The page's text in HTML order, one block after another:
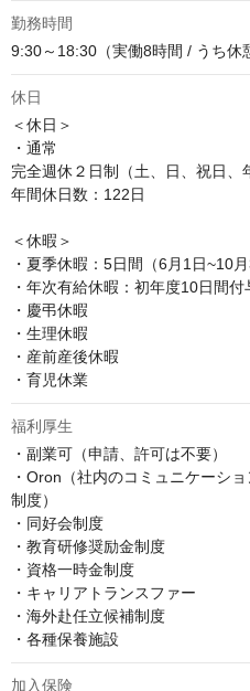
勤務時間
9:30～18:30（実働8時間 / うち休
休日
＜休日＞
・通常
完全週休２日制（土、日、祝日、
年間休日数：122日
＜休暇＞
・夏季休暇：5日間（6月1日~10
・年次有給休暇：初年度10日間付
・慶弔休暇
・生理休暇
・産前産後休暇
・育児休業
福利厚生
・副業可（申請、許可は不要）
・Oron（社内のコミュニケーシ
制度）
・同好会制度
・教育研修奨励金制度
・資格一時金制度
・キャリアトランスファー
・海外赴任立候補制度
・各種保養施設
加入保険